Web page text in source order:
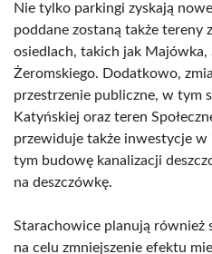
Nie tylko parkingi zyskają
poddane zostaną także tereny
osiedlach, takich jak Majówka,
Żeromskiego. Dodatkowo,
przestrzenie publiczne, w tym
Katyńskiej oraz teren
przewiduje także inwestycje
tym budowę kanalizacji
na deszczówkę.
Starachowice planują również
na celu zmniejszenie efektu